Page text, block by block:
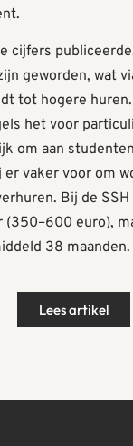
cijfers
geworden, wat
tot hogere
het voor
om aan
vaker voor om
Bij de
(350–600 euro),
38 maanden.
Lees artikel